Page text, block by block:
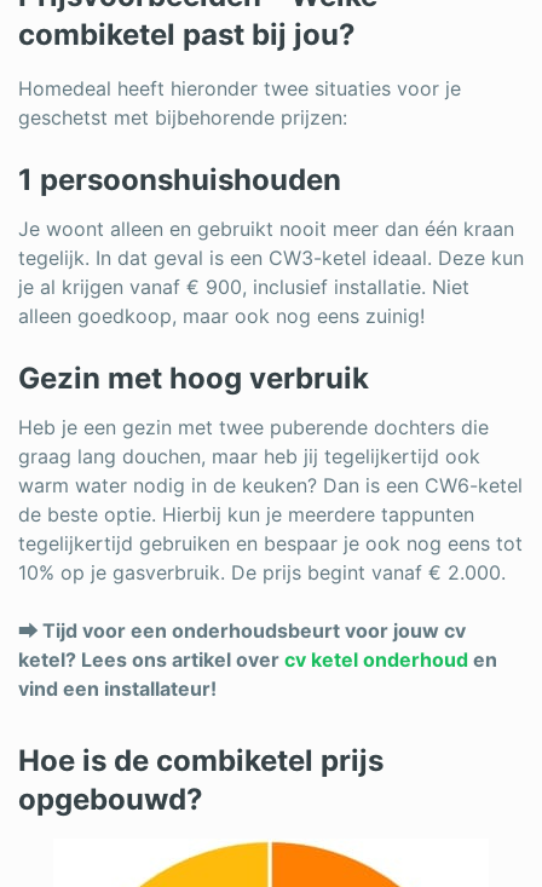
combiketel past bij jou?
Homedeal heeft hieronder twee situaties voor je
geschetst met bijbehorende prijzen:
1 persoonshuishouden
Je woont alleen en gebruikt nooit meer dan één kraan
tegelijk. In dat geval is een CW3-ketel ideaal. Deze kun
je al krijgen vanaf € 900, inclusief installatie. Niet
alleen goedkoop, maar ook nog eens zuinig!
Gezin met hoog verbruik
Heb je een gezin met twee puberende dochters die
graag lang douchen, maar heb jij tegelijkertijd ook
warm water nodig in de keuken? Dan is een CW6-ketel
de beste optie. Hierbij kun je meerdere tappunten
tegelijkertijd gebruiken en bespaar je ook nog eens tot
10% op je gasverbruik. De prijs begint vanaf € 2.000.
⮕ Tijd voor een onderhoudsbeurt voor jouw cv
ketel? Lees ons artikel over cv ketel onderhoud en
vind een installateur!
Hoe is de combiketel prijs
opgebouwd?